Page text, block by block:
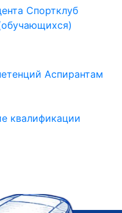
Спортклуб
Аспирантам
квалификации